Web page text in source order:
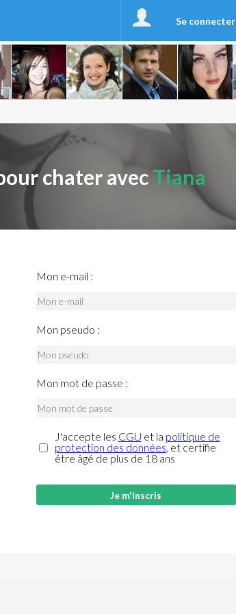
Se connecter
chater avecTiana
Mon e-mail :
Mon pseudo :
Mon mot de passe :
J'accepte les CGU et la politique de
protection des données, et certifie
être âgé de plus de 18 ans